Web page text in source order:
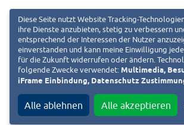
Diese Seite nutzt Website Tracking-
ihre Dienste anzubieten, stetig zu verbessern
entsprechend der Interessen der Nutzer
einverstanden und kann meine Einwilligung
für die Zukunft widerrufen oder ändern.
folgende Zwecke verwendet: Multimedia,
iFrame Einbindung, Datenschutz
Alle ablehnen Alle akzeptieren